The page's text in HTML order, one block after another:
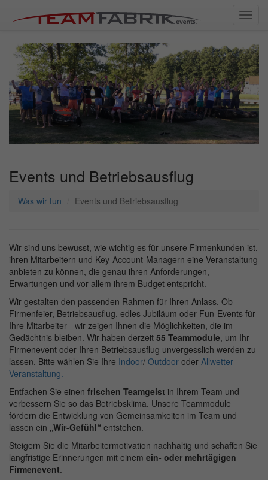
Events und Betriebsausflug
Was wir tun Events und Betriebsausflug
Wir sind uns bewusst, wie wichtig es für unsere Firmenkunden ist,
ihren Mitarbeitern und Key-Account-Managern eine Veranstaltung
anbieten zu können, die genau ihren Anforderungen,
Erwartungen und vor allem ihrem Budget entspricht.
Wir gestalten den passenden Rahmen für Ihren Anlass. Ob
Firmenfeier, Betriebsausflug, edles Jubiläum oder Fun-Events für
Ihre Mitarbeiter - wir zeigen Ihnen die Möglichkeiten, die im
Gedächtnis bleiben. Wir haben derzeit 55 Teammodule, um Ihr
Firmenevent oder Ihren Betriebsausflug unvergesslich werden zu
lassen. Bitte wählen Sie Ihre Indoor/ Outdoor oder Allwetter-
Veranstaltung.
Entfachen Sie einen frischen Teamgeist in Ihrem Team und
verbessern Sie so das Betriebsklima. Unsere Teammodule
fördern die Entwicklung von Gemeinsamkeiten im Team und
lassen ein „Wir-Gefühl“ entstehen.
Steigern Sie die Mitarbeitermotivation nachhaltig und schaffen Sie
langfristige Erinnerungen mit einem ein- oder mehrtägigen
Firmenevent.